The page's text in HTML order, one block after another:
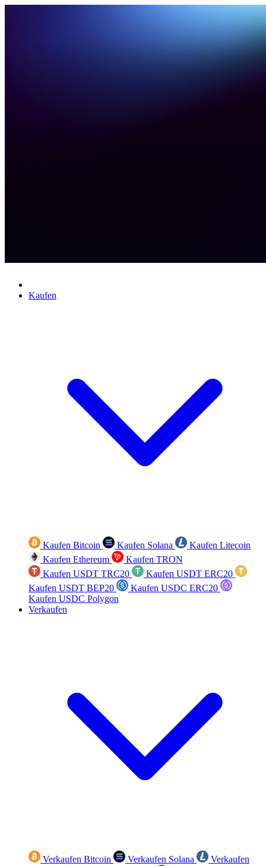
Kaufen
Kaufen Bitcoin Kaufen Solana
Kaufen Litecoin
Kaufen Ethereum
Kaufen TRON
Kaufen USDT TRC20
Kaufen USDT ERC20
Kaufen USDT BEP20
Kaufen USDC ERC20
Kaufen USDC Polygon
Verkaufen
Verkaufen Bitcoin Verkaufen Solana
Verkaufen